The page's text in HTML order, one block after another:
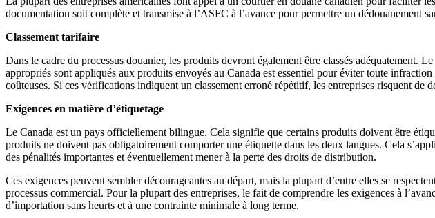
documentation soit complète et transmise à l’ASFC à l’avance pour permettre un dédouanement
Classement tarifaire
Dans le cadre du processus douanier, les produits devront également être classés adéquatement.
appropriés sont appliqués aux produits envoyés au Canada est essentiel pour éviter toute
coûteuses. Si ces vérifications indiquent un classement erroné répétitif, les entreprises risquent de
Exigences en matière d’étiquetage
Le Canada est un pays officiellement bilingue. Cela signifie que certains produits doivent être
produits ne doivent pas obligatoirement comporter une étiquette dans les deux langues. Cela
des pénalités importantes et éventuellement mener à la perte des droits de distribution.
Ces exigences peuvent sembler décourageantes au départ, mais la plupart d’entre elles se
processus commercial. Pour la plupart des entreprises, le fait de comprendre les exigences à
d’importation sans heurts et à une contrainte minimale à long terme.